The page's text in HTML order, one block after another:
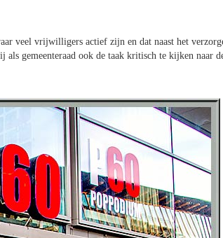
veel vrijwilligers actief zijn en dat naast het
gemeenteraad ook de taak kritisch te kijken naar